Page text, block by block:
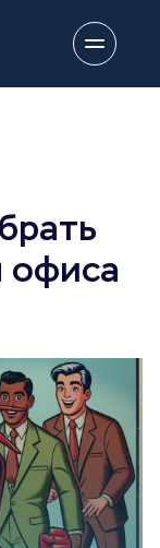
офиса